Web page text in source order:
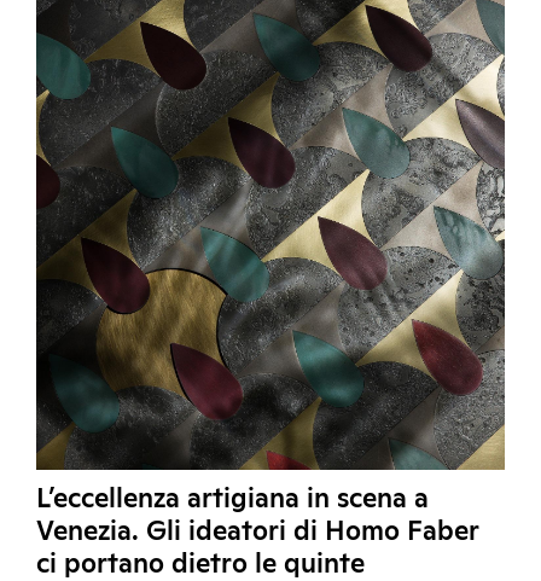
L’eccellenza artigiana in scena a
Venezia. Gli ideatori di Homo Faber
ci portano dietro le quinte